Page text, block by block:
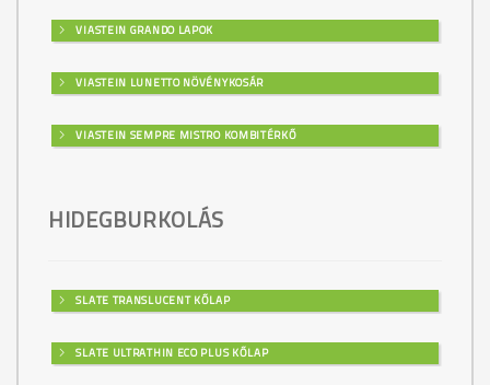
VIASTEIN GRANDO LAPOK
VIASTEIN LUNETTO NÖVÉNYKOSÁR
VIASTEIN SEMPRE MISTRO KOMBITÉRKŐ
HIDEGBURKOLÁS
SLATE TRANSLUCENT KŐLAP
SLATE ULTRATHIN ECO PLUS KŐLAP